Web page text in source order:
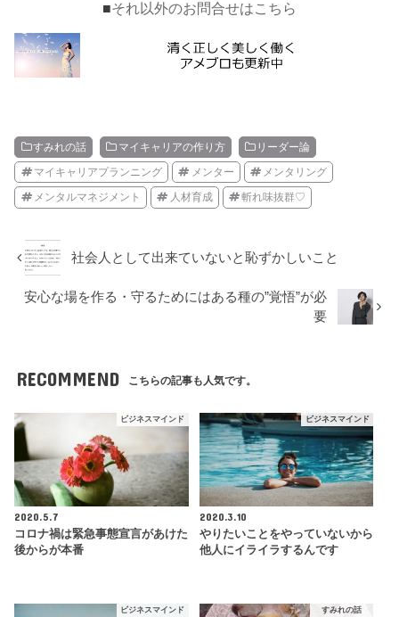
■それ以外のお問合せはこちら
すみれの話 マイキャリアの作り方 リーダー論
マイキャリアプランニング メンター メンタリング
メンタルマネジメント 人材育成 斬れ味抜群♡
社会人として出来ていないと恥ずかしいこと
安心な場を作る・守るためにはある種の”覚悟”が必
要
RECOMMEND こちらの記事も人気です。
ビジネスマインド
2020.5.7
コロナ禍は緊急事態宣言があけた
後からが本番
ビジネスマインド
2020.3.10
やりたいことをやっていないから
他人にイライラするんです
ビジネスマインド すみれの話